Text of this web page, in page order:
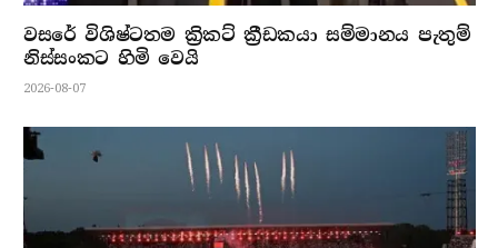
වසරේ විශිෂ්ටතම ක්‍රිකට් ක්‍රීඩකයා සම්මානය පැතුම්
නිස්සංකට හිමි වෙයි
2026-08-07